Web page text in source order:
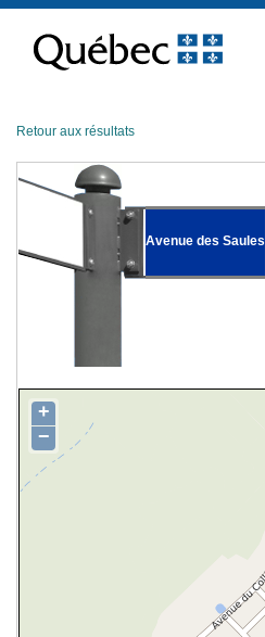
contenu
Retour aux résultats
Avenue des Saules
+
−